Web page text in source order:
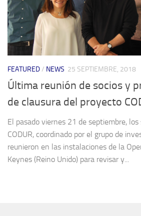
FEATURED/ NEWS 25 SEPTIEMBRE, 2018
Última reunión de socios y
de clausura del proyecto
El pasado viernes 21 de septiembre,
CODUR, coordinado por el grupo de
reunieron en las instalaciones de la
Keynes (Reino Unido) para revisar y...